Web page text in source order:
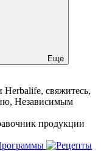
Еще
свяжитесь,
Независимым
продукции